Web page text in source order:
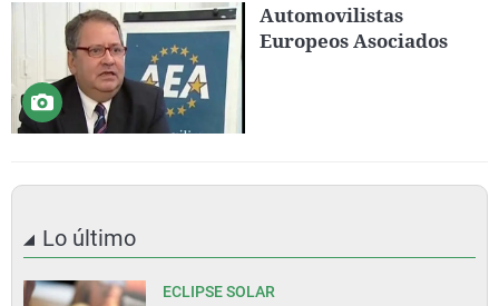
Automovilistas
Europeos Asociados
Lo último
ECLIPSE SOLAR